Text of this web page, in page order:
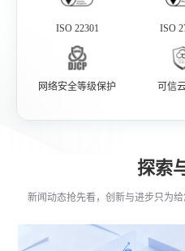
ISO 22301 ISO
网络安全等级保护 可信
探索
新闻动态抢先看，创新与进步只为给